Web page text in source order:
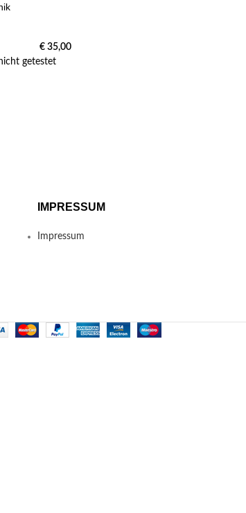
€ 35,00
getestet
IMPRESSUM
Impressum